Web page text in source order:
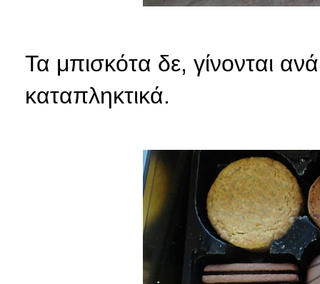
Τα μπισκότα δε, γίνονται
καταπληκτικά.